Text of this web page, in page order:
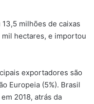
milhões de caixas
mil hectares, e importou
exportadores são
Europeia (5%). Brasil
2018, atrás da